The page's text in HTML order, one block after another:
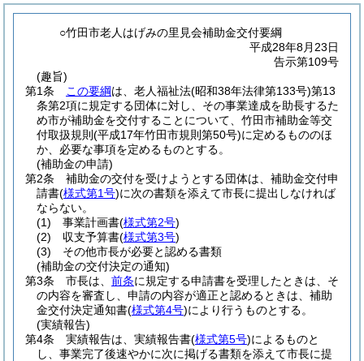
○竹田市老人はげみの里見会補助金交付要綱
平成28年8月23日
告示第109号
(趣旨)
第1条
この要綱は、老人福祉法(昭和38年法律第133号)第13
条第2項に規定する団体に対し、その事業達成を助長するた
め市が補助金を交付することについて、竹田市補助金等交
付取扱規則 (平成17年竹田市規則第50号)に定めるもののほ
か、必要な事項を定めるものとする。
(補助金の申請)
第2条
補助金の交付を受けようとする団体は、補助金交付申
請書(様式第1号)に次の書類を添えて市長に提出しなければ
ならない。
(1)
事業計画書(様式第2号)
(2)
収支予算書(様式第3号)
(3)
その他市長が必要と認める書類
(補助金の交付決定の通知)
第3条
市長は、 前条に規定する申請書を受理したときは、そ
の内容を審査し、申請の内容が適正と認めるときは、補助
金交付決定通知書(様式第4号)により行うものとする。
(実績報告)
第4条
実績報告は、実績報告書(様式第5号)によるものと
し、事業完了後速やかに次に掲げる書類を添えて市長に提